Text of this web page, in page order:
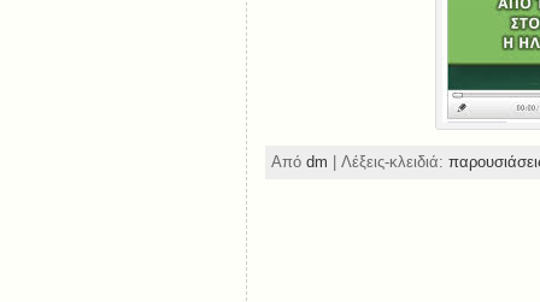
Από dm | Λέξεις-κλειδιά: